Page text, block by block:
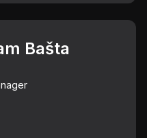
Bašta